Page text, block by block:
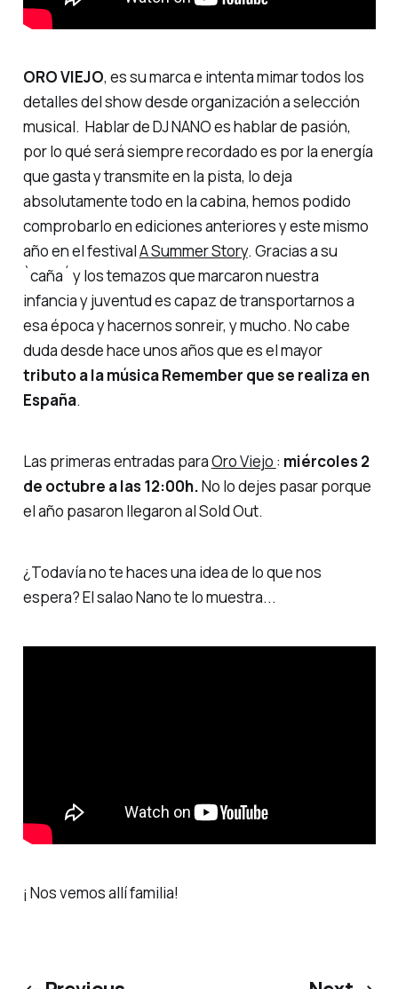
ORO VIEJO, es su marca e intenta mimar todos los
detalles del show desde organización a selección
musical. Hablar de DJ NANO es hablar de pasión,
por lo qué será siempre recordado es por la energía
que gasta y transmite en la pista, lo deja
absolutamente todo en la cabina, hemos podido
comprobarlo en ediciones anteriores y este mismo
año en el festivalA Summer Story. Gracias a su
caña ´ y los temazos que marcaron nuestra
infancia y juventud es capaz de transportarnos a
esa época y hacernos sonreir, y mucho. No cabe
duda desde hace unos años que es el mayor
tributo a la música Remember que se realiza en
España.
Las primeras entradas paraOro Viejo : miércoles 2
de octubre a las 12:00h.No lo dejes pasar porque
el año pasaron llegaron al Sold Out.
¿Todavía no te haces una idea de lo que nos
espera? ElsalaoNano te lo muestra...
¡ Nos vemos allí familia!